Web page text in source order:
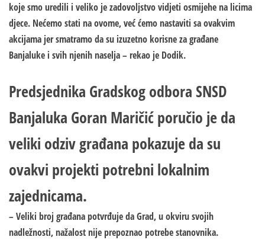
koje smo uredili i veliko je zadovoljstvo vidjeti osmijehe na licima
djece. Nećemo stati na ovome, već ćemo nastaviti sa ovakvim
akcijama jer smatramo da su izuzetno korisne za građane
Banjaluke i svih njenih naselja – rekao je Dodik.
Predsjednika Gradskog odbora SNSD
Banjaluka Goran Maričić poručio je da
veliki odziv građana pokazuje da su
ovakvi projekti potrebni lokalnim
zajednicama.
– Veliki broj građana potvrđuje da Grad, u okviru svojih
nadležnosti, nažalost nije prepoznao potrebe stanovnika.